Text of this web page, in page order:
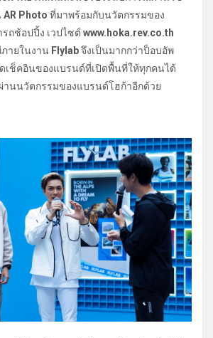
AR Photo ที่มาพร้อมกับนวัตกรรมของ
ถช้อปปิ้ง เวปไซต์ www.hoka.rev.co.th
ายในงาน Flylabจึงเป็นมากกว่าป็อบอัพ
เช็คอินของแบรนด์ที่เปิดพื้นที่ให้ทุกคนได้
นนวัตกรรมของแบรนด์โฮก้าอีกด้วย